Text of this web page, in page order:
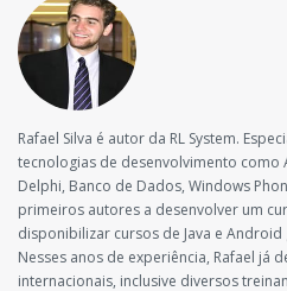
Rafael Silva é autor da RL System.
tecnologias de desenvolvimento como
Delphi, Banco de Dados, Windows
primeiros autores a desenvolver um
disponibilizar cursos de Java e
Nesses anos de experiência, Rafael já
internacionais, inclusive diversos